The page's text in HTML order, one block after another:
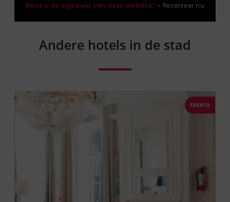
Bent u de eigenaar van deze website?– Reserveer nu
Andere hotels in de stad
OFERTA